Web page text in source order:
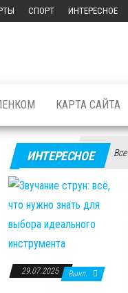
СПОРТ ИНТЕРЕСНОЕ
КАРТА САЙТА
ИНТЕРЕСНОЕ Все
29.07.2025 Выкл.